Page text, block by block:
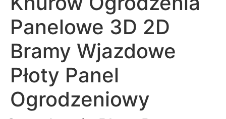
Panelowe 3D 2D
Bramy Wjazdowe
Płoty Panel
Ogrodzeniowy